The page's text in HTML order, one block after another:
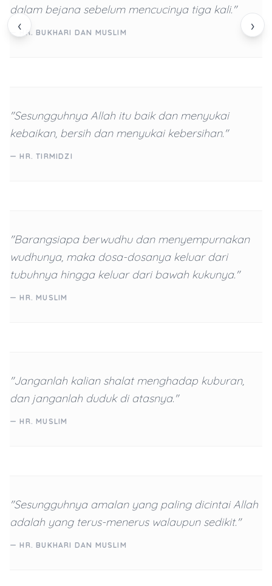
‹ ›
dalam bejana sebelum mencucinya tiga kali."
— HR. BUKHARI DAN MUSLIM
"Sesungguhnya Allah itu baik dan menyukai
kebaikan, bersih dan menyukai kebersihan."
— HR. TIRMIDZI
"Barangsiapa berwudhu dan menyempurnakan
wudhunya, maka dosa-dosanya keluar dari
tubuhnya hingga keluar dari bawah kukunya."
— HR. MUSLIM
"Janganlah kalian shalat menghadap kuburan,
dan janganlah duduk di atasnya."
— HR. MUSLIM
"Sesungguhnya amalan yang paling dicintai Allah
adalah yang terus-menerus walaupun sedikit."
— HR. BUKHARI DAN MUSLIM